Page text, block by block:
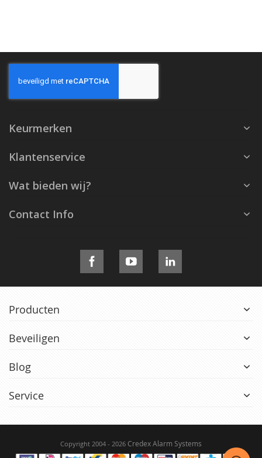
Keurmerken
Klantenservice
Wat bieden wij?
Contact Info
Producten
Beveiligen
Blog
Service
Copyright 2004 - 2026 Credex Alarm Systems